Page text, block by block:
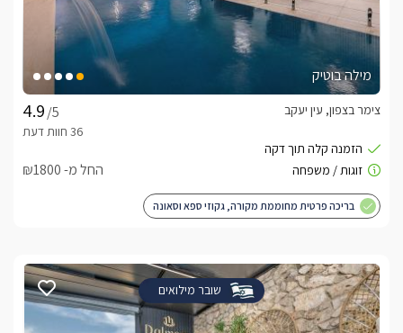
מילה בוטיק
/5
צימר בצפון, עין יעקב
החל מ- ₪1800
בריכה פרטית מחוממת מקורה, גקוזי ספא וסאונה
שובר מילואים